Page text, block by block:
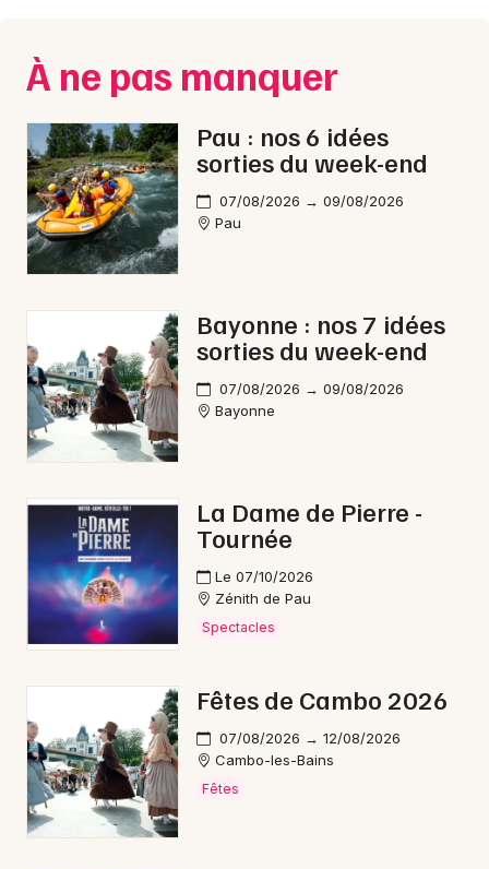
Spectacles
Concerts
Sports
Soirées
Sorties famille
Sorties & loisirs
Opéra dans les Pyrénées-Atlantiques
Opéra en Nouvelle-Aquitaine
Artistes en tournée
Actus à Hendaye
Magazine à Hendaye
Nantes
Nice
Paris
Strasbourg
Toulouse
À ne pas manquer
Pau : nos 6 idées
sorties du week-end
07/08/2026 → 09/08/2026
Pau
Bayonne : nos 7 idées
sorties du week-end
07/08/2026 → 09/08/2026
Bayonne
La Dame de Pierre -
Tournée
Le 07/10/2026
Zénith de Pau
Spectacles
Fêtes de Cambo 2026
07/08/2026 → 12/08/2026
Cambo-les-Bains
Fêtes